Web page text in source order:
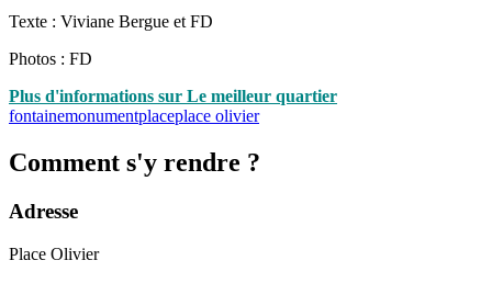
Texte : Viviane Bergue et FD
Photos : FD
Plus d'informations sur Le meilleur quartier
fontainemonumentplaceplace olivier
Comment s'y rendre ?
Adresse
Place Olivier